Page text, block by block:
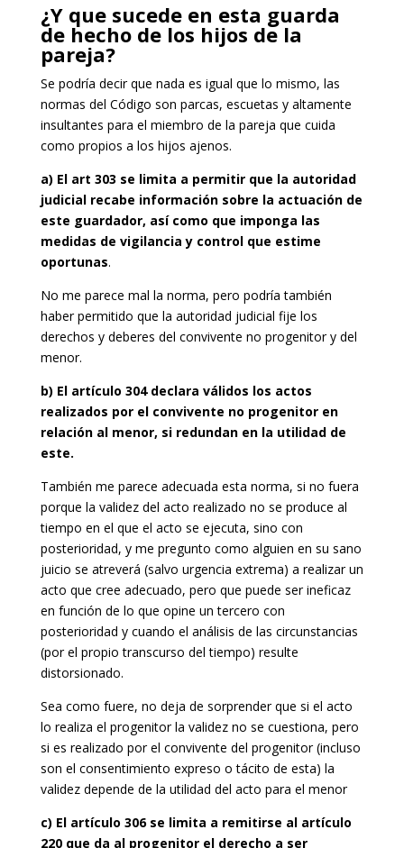
¿Y que sucede en esta guarda
de hecho de los hijos de la
pareja?
Se podría decir que nada es igual que lo mismo, las
normas del Código son parcas, escuetas y altamente
insultantes para el miembro de la pareja que cuida
como propios a los hijos ajenos.
a) El art 303 se limita a permitir que la autoridad
judicial recabe información sobre la actuación de
este guardador, así como que imponga las
medidas de vigilancia y control que estime
oportunas.
No me parece mal la norma, pero podría también
haber permitido que la autoridad judicial fije los
derechos y deberes del convivente no progenitor y del
menor.
b) El artículo 304 declara válidos los actos
realizados por el convivente no progenitor en
relación al menor, si redundan en la utilidad de
este.
También me parece adecuada esta norma, si no fuera
porque la validez del acto realizado no se produce al
tiempo en el que el acto se ejecuta, sino con
posterioridad, y me pregunto como alguien en su sano
juicio se atreverá (salvo urgencia extrema) a realizar un
acto que cree adecuado, pero que puede ser ineficaz
en función de lo que opine un tercero con
posterioridad y cuando el análisis de las circunstancias
(por el propio transcurso del tiempo) resulte
distorsionado.
Sea como fuere, no deja de sorprender que si el acto
lo realiza el progenitor la validez no se cuestiona, pero
si es realizado por el convivente del progenitor (incluso
son el consentimiento expreso o tácito de esta) la
validez depende de la utilidad del acto para el menor
c) El artículo 306 se limita a remitirse al artículo
220 que da al progenitor el derecho a ser